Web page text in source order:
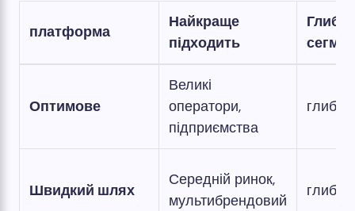
платформа
Найкраще
підходить
Оптимове
Великі
оператори,
підприємства
Швидкий шлях
Середній ринок,
мультибрендовий